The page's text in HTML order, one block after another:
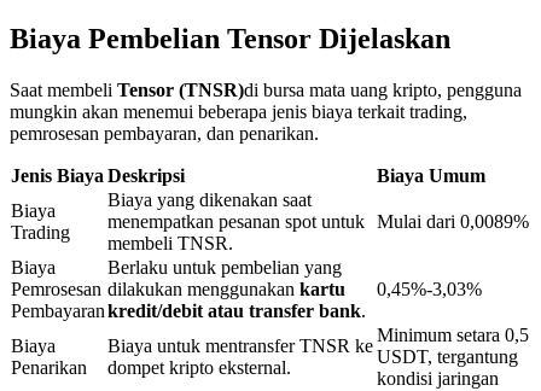
Investasi eksklusif untuk pemegang BTR
Pinjaman
Biaya Pembelian Tensor Dijelaskan
Saat membeli Tensor (TNSR)di bursa mata uang kripto, pengguna
mungkin akan menemui beberapa jenis biaya terkait trading,
pemrosesan pembayaran, dan penarikan.
Jenis Biaya Deskripsi
Biaya Umum
Biaya
Trading
Biaya yang dikenakan saat
menempatkan pesanan spot untuk
membeli TNSR.
Mulai dari 0,0089%
Biaya
Pemrosesan
Pembayaran
Berlaku untuk pembelian yang
dilakukan menggunakan kartu
kredit/debit atau transfer bank.
0,45%-3,03%
Biaya
Penarikan
Biaya untuk mentransfer TNSR ke
dompet kripto eksternal.
Minimum setara 0,5
USDT, tergantung
kondisi jaringan